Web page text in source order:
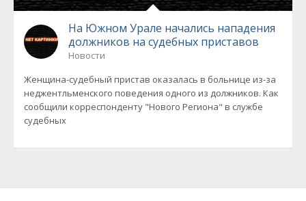
На Южном Урале начались нападения
должников на судебных приставов
Новости
Женщина-судебный пристав оказалась в больнице из-за
неджентльменского поведения одного из должников. Как
сообщили корреспонденту "Нового Региона" в службе
судебных